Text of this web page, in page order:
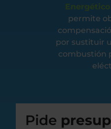
Energético
permite
por sustituir
combustión
Pide